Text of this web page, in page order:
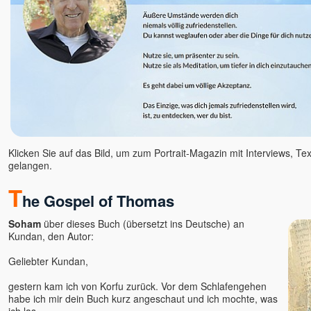
Verena Fleißner Egobuster
Verena Kamphausen
Vincenzo Califano
Vincenzo Kavod Altepost
Wojtek Gorecki
Wolfgang Kerschbaummayr
Yod †
Yvonne Unger
Zanko
Klicken Sie auf das Bild, um zum Portrait-Magazin mit Interviews,
gelangen.
The Gospel of Thomas
Soham über dieses Buch (übersetzt ins Deutsche) an
Kundan, den Autor:
Geliebter Kundan,
gestern kam ich von Korfu zurück. Vor dem Schlafengehen
habe ich mir dein Buch kurz angeschaut und ich mochte, was